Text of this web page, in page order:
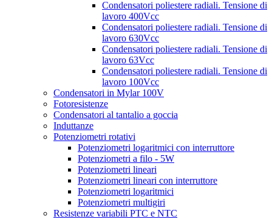
Condensatori poliestere radiali. Tensione di
lavoro 400Vcc
Condensatori poliestere radiali. Tensione di
lavoro 630Vcc
Condensatori poliestere radiali. Tensione di
lavoro 63Vcc
Condensatori poliestere radiali. Tensione di
lavoro 100Vcc
Condensatori in Mylar 100V
Fotoresistenze
Condensatori al tantalio a goccia
Induttanze
Potenziometri rotativi
Potenziometri logaritmici con interruttore
Potenziometri a filo - 5W
Potenziometri lineari
Potenziometri lineari con interruttore
Potenziometri logaritmici
Potenziometri multigiri
Resistenze variabili PTC e NTC